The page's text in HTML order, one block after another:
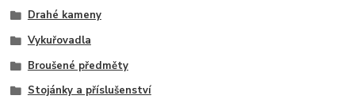
Drahé kameny
Vykuřovadla
Broušené předměty
Stojánky a příslušenství